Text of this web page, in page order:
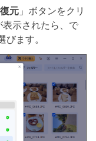
復元」ボタンをクリ
示されたら、で
ます。